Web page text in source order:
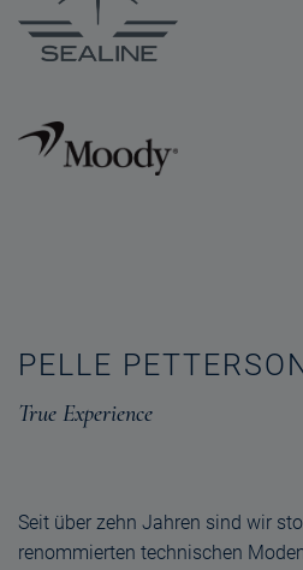
PELLE
True Experience
Seit über zehn Jahren sind wir
renommierten technischen